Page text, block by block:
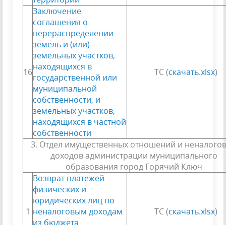
16
Заключение
соглашения о
перераспределении
земель и (или)
земельных участков,
находящихся в
государственной или
муниципальной
собственности, и
земельных участков,
находящихся в частной
собственности
ТС (скачать.xlsx)
3. Отдел имущественных отношений и
доходов администрации муниципального
образования город Горячий Ключ
1
Возврат платежей
физических и
юридических лиц по
неналоговым доходам
из бюджета
ТС (скачать.xlsx)